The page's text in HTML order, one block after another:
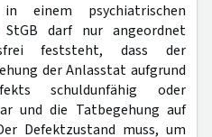
einem psychiatrischen
StGB darf nur angeordnet
feststeht, dass der
der Anlasstat aufgrund
schuldunfähig oder
und die Tatbegehung auf
Defektzustand muss, um